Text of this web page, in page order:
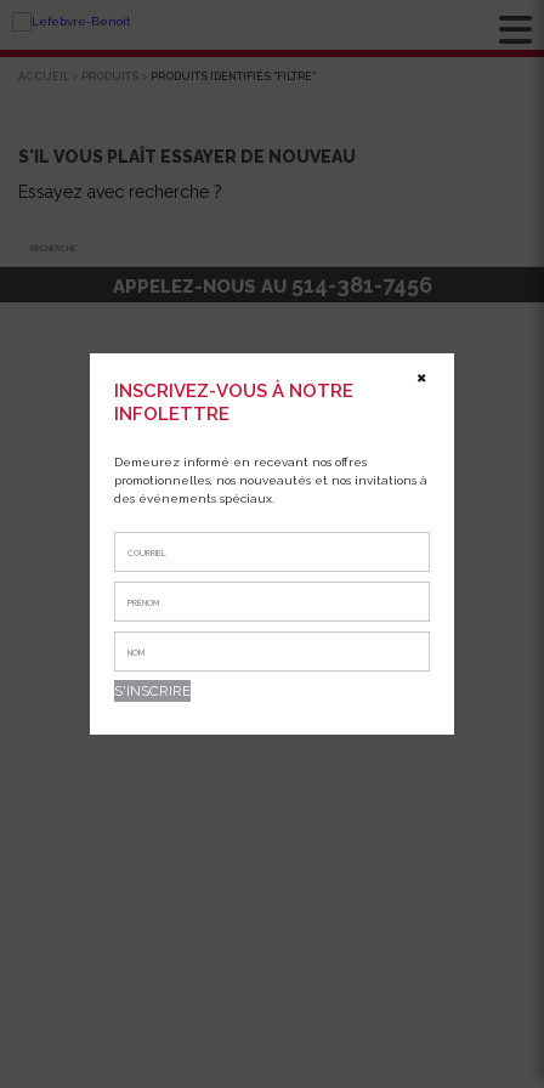
ACCUEIL > PRODUITS > PRODUITS IDENTIFIÉS “FILTRE”
S'IL VOUS PLAÎT ESSAYER DE NOUVEAU
Essayez avec recherche ?
INSCRIVEZ-VOUS À NOTRE
INFOLETTRE
Demeurez informé en recevant nos offres
promotionnelles, nos nouveautés et nos invitations à
des événements spéciaux.
✖
APPELEZ-NOUS AU 514-381-7456